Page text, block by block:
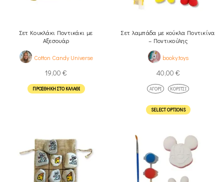
Σετ Κουκλάκι Ποντικάκι με
Αξεσουάρ
Cotton Candy Universe
19,00 €
ΠΡΟΣΘΉΚΗ ΣΤΟ ΚΑΛΆΘΙ
Σετ λαμπάδα με κούκλα Ποντικίνα
– Ποντικούλης
booky.toys
40,00 €
ΑΓΌΡΙ ΚΟΡΊΤΣΙ
SELECT OPTIONS